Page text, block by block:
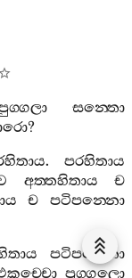
සන‍්තො
?
. පරහිතාය
අත‍්තහිතාය
ච
ච
පටිපන‍්නො
පටිපන‍්නො
පුග‍්ගලො